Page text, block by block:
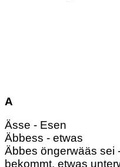
A
Ässe - Esen
Äbbess - etwas
Äbbes öngerwääs sei
bekommt, etwas